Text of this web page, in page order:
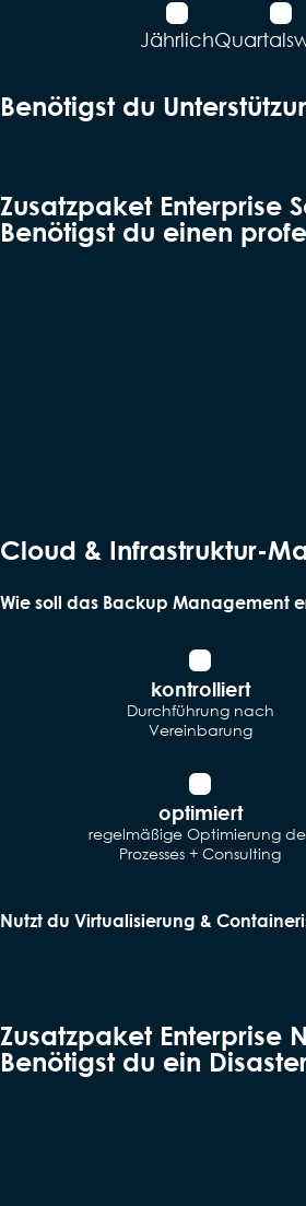
Jähr­lich
Benötigst du
Zusatzpaket Enterprise
Benötigst du einen
Cloud & Infrastruktur-
Wie soll das Backup Management
kontrolliert
Durchführung nach
Vereinbarung
optimiert
regelmäßige Optimierung
Prozesses + Consulting
Nutzt du Virtualisierung &
Zusatzpaket Enterprise
Benötigst du ein